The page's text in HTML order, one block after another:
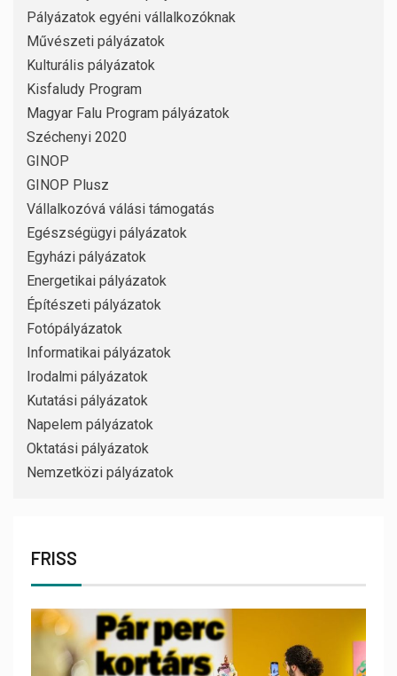
Pályázatok egyéni vállalkozóknak
Művészeti pályázatok
Kulturális pályázatok
Kisfaludy Program
Magyar Falu Program pályázatok
Széchenyi 2020
GINOP
GINOP Plusz
Vállalkozóvá válási támogatás
Egészségügyi pályázatok
Egyházi pályázatok
Energetikai pályázatok
Építészeti pályázatok
Fotópályázatok
Informatikai pályázatok
Irodalmi pályázatok
Kutatási pályázatok
Napelem pályázatok
Oktatási pályázatok
Nemzetközi pályázatok
FRISS